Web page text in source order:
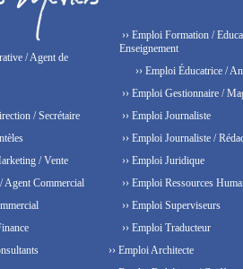
/ Agent de
/ Secrétaire
/ Vente
Agent Commercial
›› Emploi Formation /
Enseignement
›› Emploi Éducatrice /
›› Emploi Gestionnaire /
›› Emploi Journaliste
›› Emploi Journaliste /
›› Emploi Juridique
›› Emploi Ressources
›› Emploi Superviseurs
›› Emploi Traducteur
›› Emploi Architecte